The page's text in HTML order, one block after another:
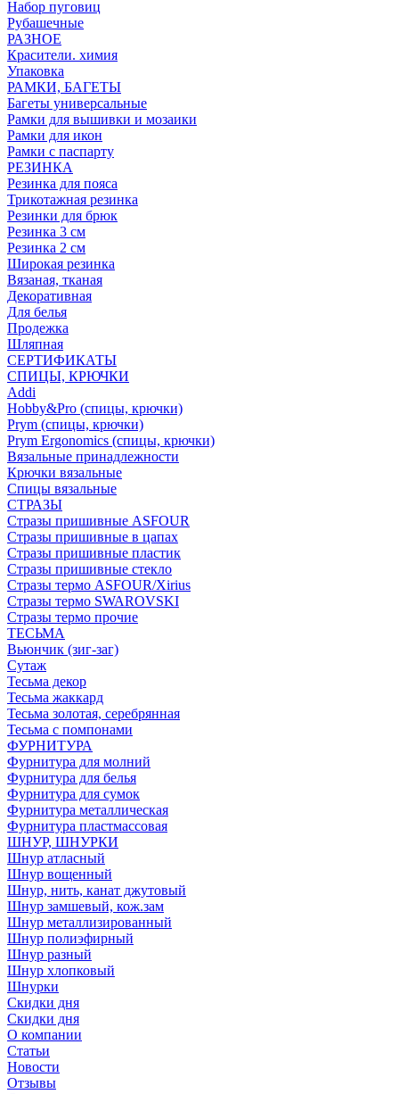
Набор пуговиц
Рубашечные
РАЗНОЕ
Красители. химия
Упаковка
РАМКИ, БАГЕТЫ
Багеты универсальные
Рамки для вышивки и мозаики
Рамки для икон
Рамки с паспарту
РЕЗИНКА
Резинка для пояса
Трикотажная резинка
Резинки для брюк
Резинка 3 см
Резинка 2 см
Широкая резинка
Вязаная, тканая
Декоративная
Для белья
Продежка
Шляпная
СЕРТИФИКАТЫ
СПИЦЫ, КРЮЧКИ
Addi
Hobby&Pro (спицы, крючки)
Prym (спицы, крючки)
Prym Ergonomics (спицы, крючки)
Вязальные принадлежности
Крючки вязальные
Спицы вязальные
СТРАЗЫ
Стразы пришивные ASFOUR
Стразы пришивные в цапах
Стразы пришивные пластик
Стразы пришивные стекло
Стразы термо ASFOUR/Xirius
Стразы термо SWAROVSKI
Стразы термо прочие
ТЕСЬМА
Вьюнчик (зиг-заг)
Сутаж
Тесьма декор
Тесьма жаккард
Тесьма золотая, серебрянная
Тесьма с помпонами
ФУРНИТУРА
Фурнитура для молний
Фурнитура для белья
Фурнитура для сумок
Фурнитура металлическая
Фурнитура пластмассовая
ШНУР, ШНУРКИ
Шнур атласный
Шнур вощенный
Шнур, нить, канат джутовый
Шнур замшевый, кож.зам
Шнур металлизированный
Шнур полиэфирный
Шнур разный
Шнур хлопковый
Шнурки
Скидки дня
Скидки дня
О компании
Статьи
Новости
Отзывы